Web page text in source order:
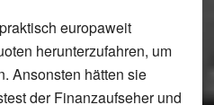
europaweit
herunterzufahren, um
Ansonsten hätten sie
der Finanzaufseher und